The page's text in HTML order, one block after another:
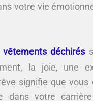
votre vie
vêtements déchirés
la joie, une
signifie que vous
dans votre